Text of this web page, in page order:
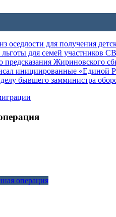
оседлости для получения
для семей участников
предсказания Жириновского
инициированные «Единой
бывшего замминистра
операция